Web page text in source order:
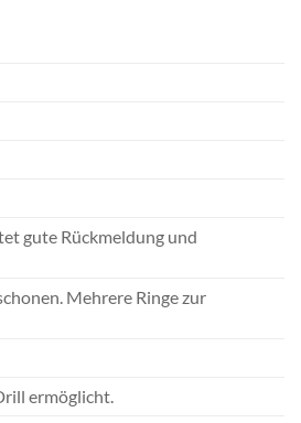
gute Rückmeldung und
Mehrere Ringe zur
ermöglicht.